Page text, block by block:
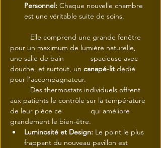
Personnel: Chaque nouvelle chambre
est une véritable suite de soins.
pour un maximum de lumière naturelle,
une salle de bain 		spacieuse avec
douche, et surtout, un canapé-lit dédié
pour l'accompagnateur.
aux patients le contrôle sur la température
de leur pièce ce 		qui améliore
grandement le bien-être.
Luminosité et Design: Le point le plus
frappant du nouveau pavillon est